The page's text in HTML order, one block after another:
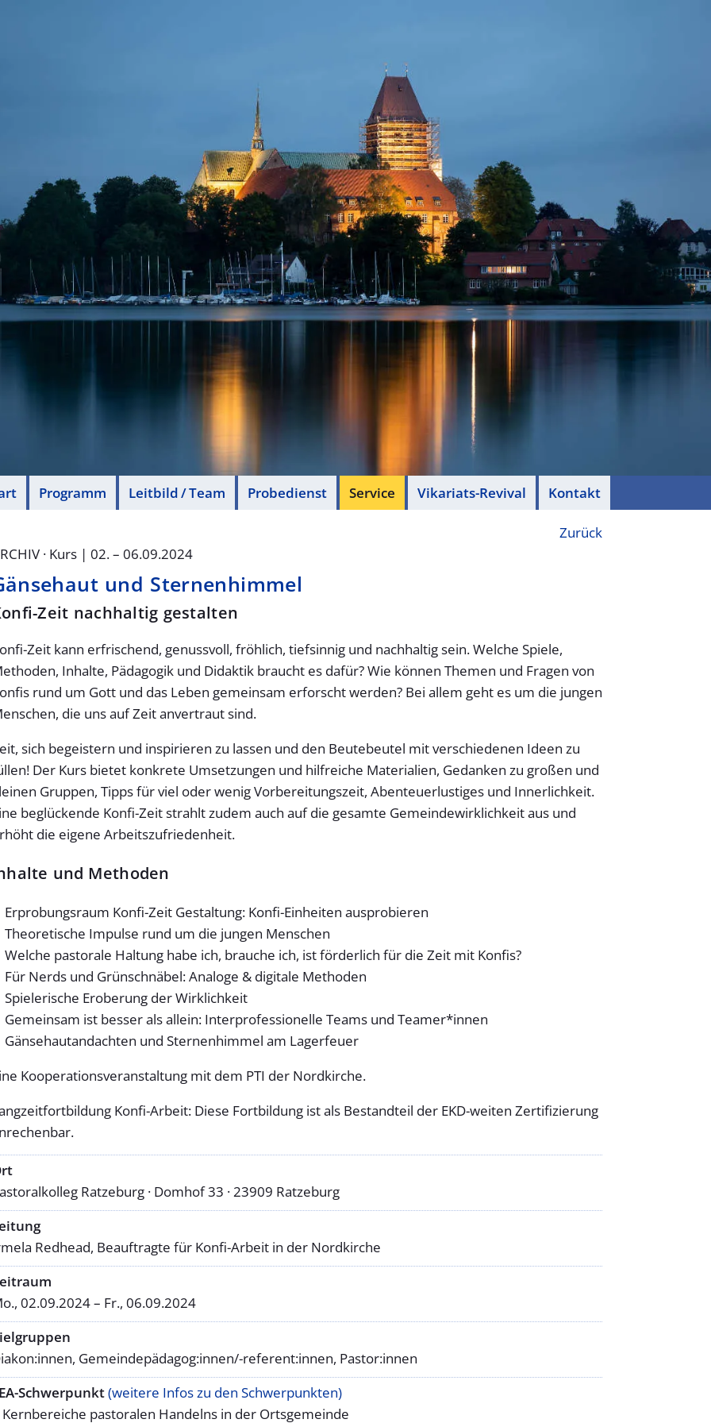
Programm Leitbild / Team Probedienst Service Vikariats-Revival Kontakt
Zurück
· Kurs | 02. – 06.09.2024
und Sternenhimmel
Zeit nachhaltig gestalten
Zeit kann erfrischend, genussvoll, fröhlich, tiefsinnig und nachhaltig sein. Welche Spiele,
Inhalte, Pädagogik und Didaktik braucht es dafür? Wie können Themen und Fragen von
rund um Gott und das Leben gemeinsam erforscht werden? Bei allem geht es um die jungen
die uns auf Zeit anvertraut sind.
sich begeistern und inspirieren zu lassen und den Beutebeutel mit verschiedenen Ideen zu
Der Kurs bietet konkrete Umsetzungen und hilfreiche Materialien, Gedanken zu großen und
Gruppen, Tipps für viel oder wenig Vorbereitungszeit, Abenteuerlustiges und Innerlichkeit.
beglückende Konfi-Zeit strahlt zudem auch auf die gesamte Gemeindewirklichkeit aus und
die eigene Arbeitszufriedenheit.
und Methoden
Erprobungsraum Konfi-Zeit Gestaltung: Konfi-Einheiten ausprobieren
Theoretische Impulse rund um die jungen Menschen
Welche pastorale Haltung habe ich, brauche ich, ist förderlich für die Zeit mit Konfis?
Für Nerds und Grünschnäbel: Analoge & digitale Methoden
Spielerische Eroberung der Wirklichkeit
Gemeinsam ist besser als allein: Interprofessionelle Teams und Teamer*innen
Gänsehautandachten und Sternenhimmel am Lagerfeuer
Kooperationsveranstaltung mit dem PTI der Nordkirche.
Konfi-Arbeit: Diese Fortbildung ist als Bestandteil der EKD-weiten Zertifizierung
Ratzeburg · Domhof 33 · 23909 Ratze­burg
Redhead, Beauftragte für Konfi-Arbeit in der Nordkirche
02.09.2024 – Fr., 06.09.2024
Gemeindepädagog:innen/-referent:innen, Pastor:innen
Schwerpunkt(weitere Infos zu den Schwerpunkten)
pastoralen Handelns in der Orts­gemeinde